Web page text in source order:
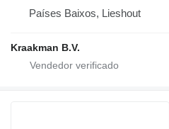
Países Baixos, Lieshout
Kraakman B.V.